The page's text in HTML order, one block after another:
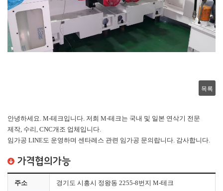
목록
안녕하세요. M-테크입니다. 저희 M-테크는 국내 및 일본 연삭기 전문
제작, 수리, CNC개조 업체입니다.
임가공 LINE도 운영하며 센타레스 관련 임가공 문의랍니다. 감사합니다.
가격협의가능
주소 경기도 시흥시 정왕동 2255-8번지 M-테크